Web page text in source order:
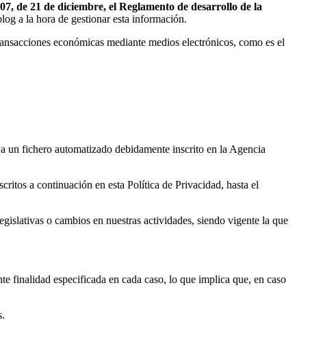
de 21 de diciembre, el Reglamento de desarrollo de la
a la hora de gestionar esta información.
económicas mediante medios electrónicos, como es el
un fichero automatizado debidamente inscrito en la Agencia
a continuación en esta Política de Privacidad, hasta el
o cambios en nuestras actividades, siendo vigente la que
finalidad especificada en cada caso, lo que implica que, en caso